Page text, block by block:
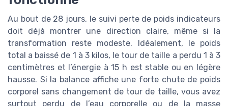
Au bout de 28 jours, le suivi perte de poids indicateurs
doit déjà montrer une direction claire, même si la
transformation reste modeste. Idéalement, le poids
total a baissé de 1 à 3 kilos, le tour de taille a perdu 1 à 3
centimètres et l’énergie à 15 h est stable ou en légère
hausse. Si la balance affiche une forte chute de poids
corporel sans changement de tour de taille, vous avez
surtout perdu de l’eau corporelle ou de la masse